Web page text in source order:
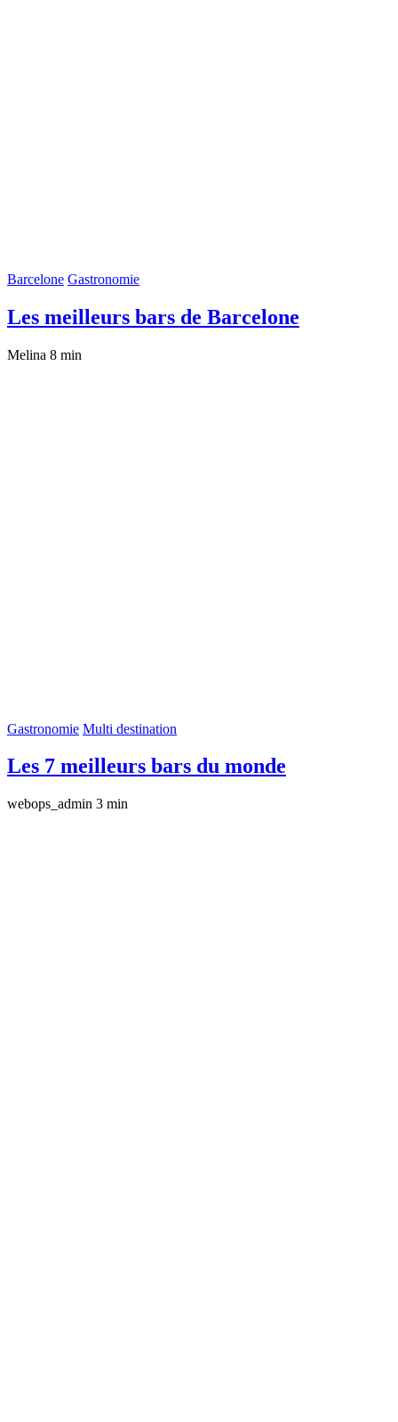
Barcelone Gastronomie
Les meilleurs bars de Barcelone
Melina 8 min
Gastronomie Multi destination
Les 7 meilleurs bars du monde
webops_admin 3 min